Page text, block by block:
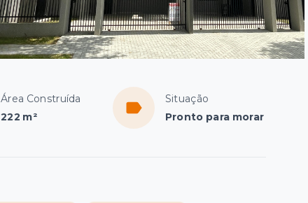
Área Construída
222 m²
Situação
Pronto para morar